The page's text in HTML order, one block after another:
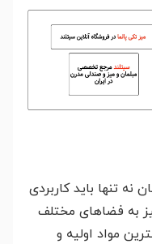
نه تنها باید کاربردی
نیز به فضاهای مختلف
مواد اولیه و